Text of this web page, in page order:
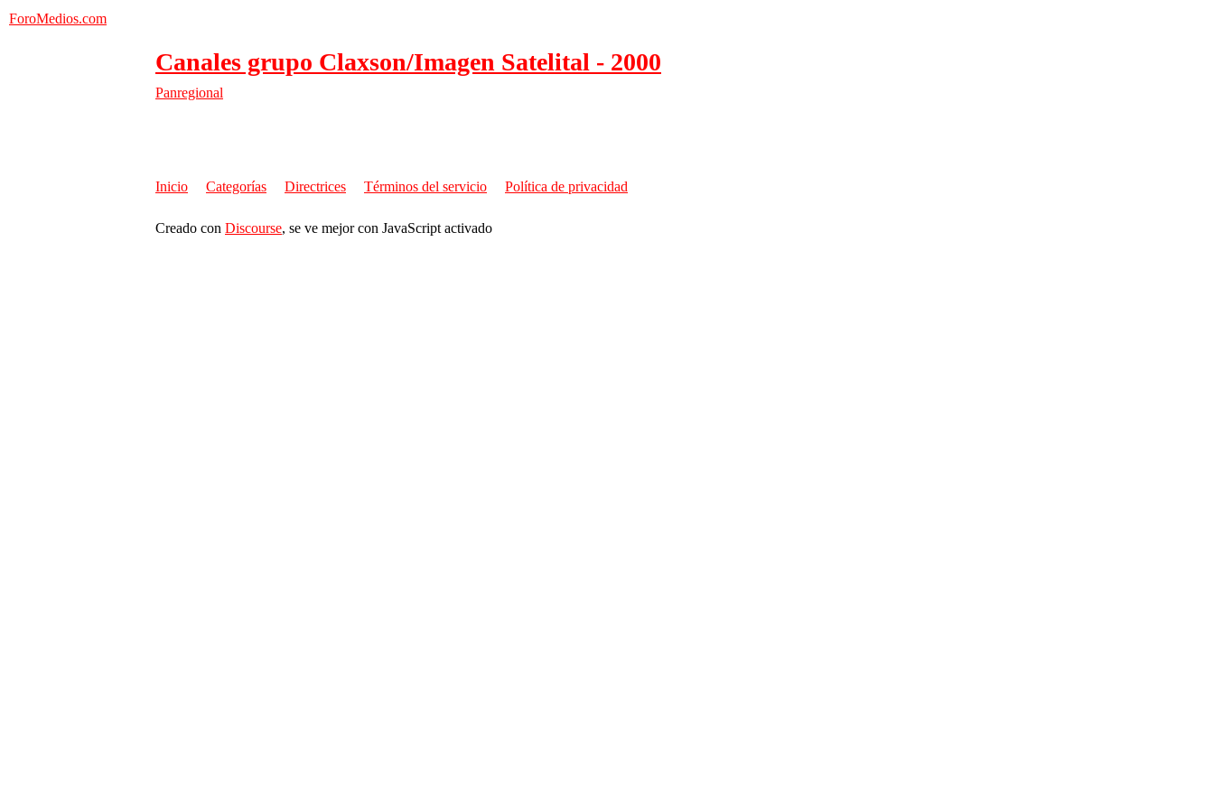
ForoMedios.com
Canales grupo Claxson/Imagen Satelital - 2000
Panregional
Inicio Categorías Directrices Términos del servicio Política de privacidad
Creado con Discourse, se ve mejor con JavaScript activado